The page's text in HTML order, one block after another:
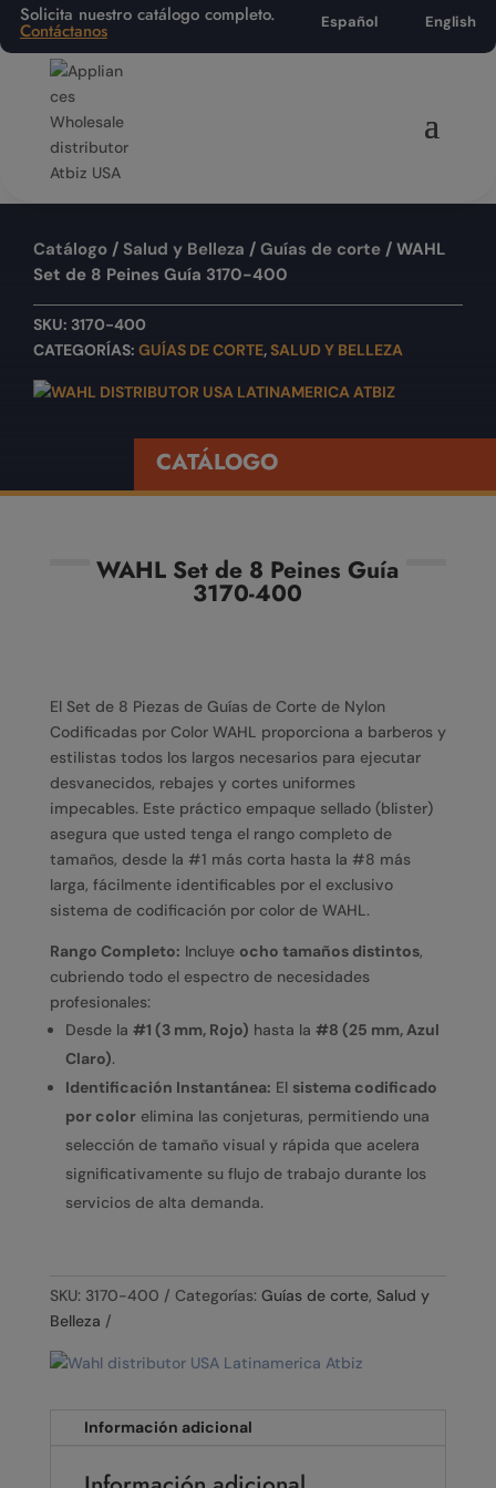
Solicita nuestro catálogo completo.
Contáctanos Español English
Catálogo / Salud y Belleza / Guías de corte / WAHL
Set de 8 Peines Guía 3170-400
SKU: 3170-400
CATEGORÍAS: GUÍAS DE CORTE,SALUD Y BELLEZA
CATÁLOGO
WAHL Set de 8 Peines Guía
3170-400
El Set de 8 Piezas de Guías de Corte de Nylon
Codificadas por Color WAHL proporciona a barberos y
estilistas todos los largos necesarios para ejecutar
desvanecidos, rebajes y cortes uniformes
impecables. Este práctico empaque sellado (blister)
asegura que usted tenga el rango completo de
tamaños, desde la #1 más corta hasta la #8 más
larga, fácilmente identificables por el exclusivo
sistema de codificación por color de WAHL.
Rango Completo: Incluye ocho tamaños distintos,
cubriendo todo el espectro de necesidades
profesionales:
Desde la #1 (3 mm, Rojo) hasta la #8 (25 mm, Azul
Claro).
Identificación Instantánea: El sistema codificado
por colorelimina las conjeturas, permitiendo una
selección de tamaño visual y rápida que acelera
significativamente su flujo de trabajo durante los
servicios de alta demanda.
SKU: 3170-400 Categorías: Guías de corte, Salud y
Belleza
Información adicional